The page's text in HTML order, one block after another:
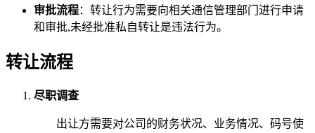
审批流程：转让行为需要向相关通信管理部门进行申请
和审批,未经批准私自转让是违法行为。
转让流程
尽职调查
出让方需要对公司的财务状况、业务情况、码号使